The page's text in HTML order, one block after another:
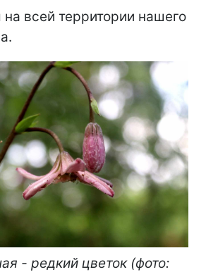
на всей территории нашего
- редкий цветок (фото: